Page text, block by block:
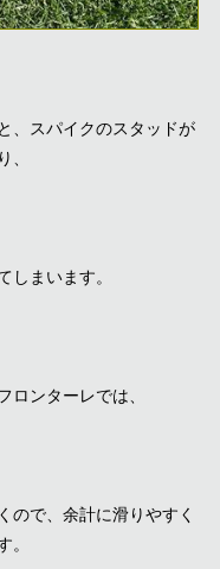
、スパイクのスタッドが
まいます。
ンターレでは、
ので、余計に滑りやすく